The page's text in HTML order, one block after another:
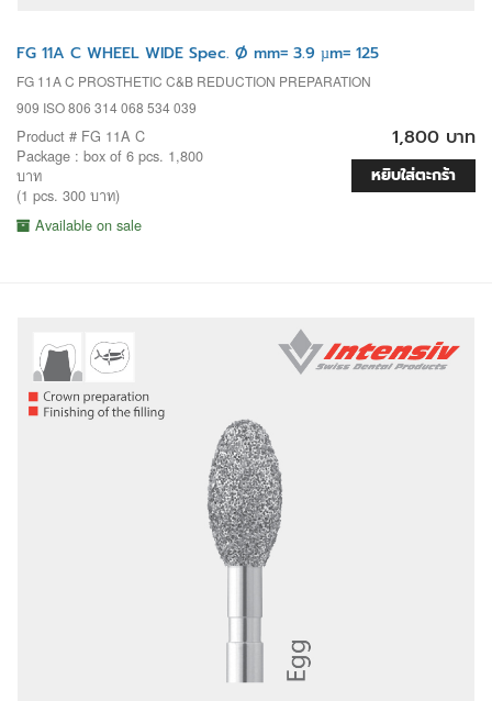
FG 11A C WHEEL WIDE Spec. Ø mm= 3.9 µm= 125
FG 11A C PROSTHETIC C&B REDUCTION PREPARATION
909 ISO 806 314 068 534 039
Product # FG 11A C
Package : box of 6 pcs. 1,800
บาท
(1 pcs. 300 บาท)
Available on sale
1,800 บาท
หยิบใส่ตะกร้า